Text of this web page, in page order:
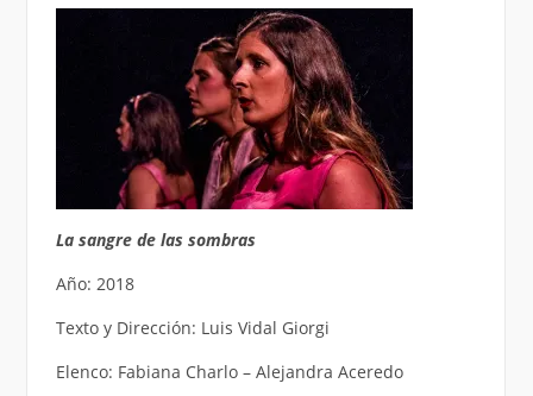
La sangre de las sombras
Año: 2018
Texto y Dirección: Luis Vidal Giorgi
Elenco: Fabiana Charlo – Alejandra Aceredo